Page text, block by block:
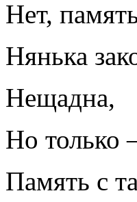
Нет,
Нянька
Нещадна,
Но только
Память с